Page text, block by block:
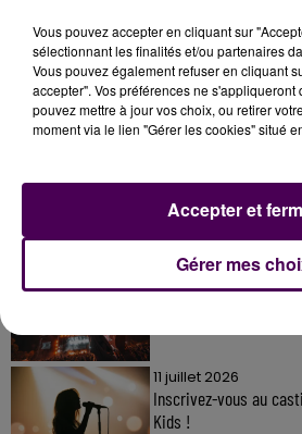
7 août 2026
Gagnez vos pass
11 juillet 2026
Inscrivez-vous au
Kids !
Vous pouvez accepter en cliquant sur
sélectionnant les finalités et/ou partenaires
Vous pouvez également refuser en cliquant
accepter". Vos préférences ne s'appliqueront
pouvez mettre à jour vos choix, ou retirer
moment via le lien "Gérer les cookies" situé
Gérer mes
Accepter et